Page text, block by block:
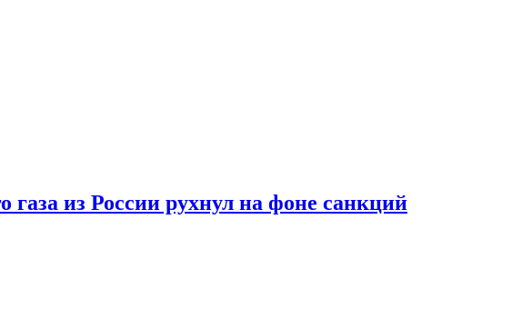
газа из России рухнул на фоне санкций